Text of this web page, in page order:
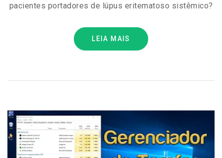
pacientes portadores de lúpus eritematoso sistêmico?
LEIA MAIS